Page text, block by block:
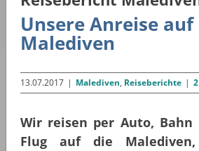
Unsere Anreise auf
Malediven
13.07.2017 | Malediven, Reiseberichte |
Wir reisen per Auto, Bahn
Flug auf die